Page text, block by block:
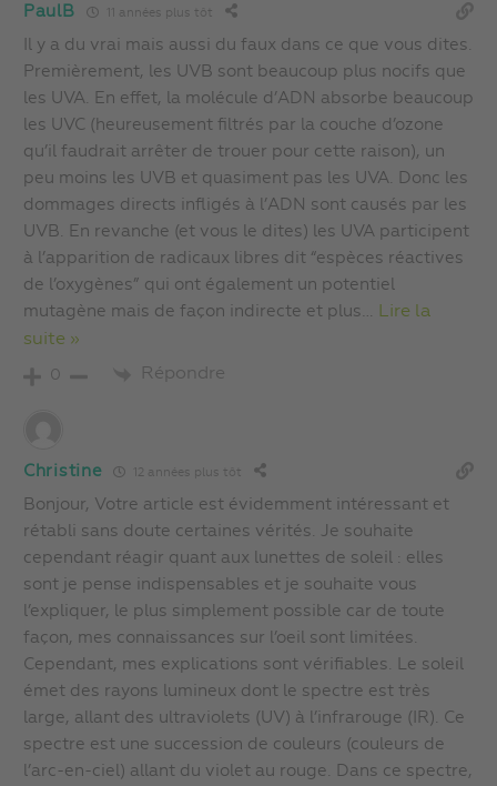
PaulB 11 années plus tôt
Il y a du vrai mais aussi du faux dans ce que vous dites.
Premièrement, les UVB sont beaucoup plus nocifs que
les UVA. En effet, la molécule d’ADN absorbe beaucoup
les UVC (heureusement filtrés par la couche d’ozone
qu’il faudrait arrêter de trouer pour cette raison), un
peu moins les UVB et quasiment pas les UVA. Donc les
dommages directs infligés à l’ADN sont causés par les
UVB. En revanche (et vous le dites) les UVA participent
à l’apparition de radicaux libres dit “espèces réactives
de l’oxygènes” qui ont également un potentiel
mutagène mais de façon indirecte et plus… Lire la
suite »
0 Répondre
Christine 12 années plus tôt
Bonjour, Votre article est évidemment intéressant et
rétabli sans doute certaines vérités. Je souhaite
cependant réagir quant aux lunettes de soleil : elles
sont je pense indispensables et je souhaite vous
l’expliquer, le plus simplement possible car de toute
façon, mes connaissances sur l’oeil sont limitées.
Cependant, mes explications sont vérifiables. Le soleil
émet des rayons lumineux dont le spectre est très
large, allant des ultraviolets (UV) à l’infrarouge (IR). Ce
spectre est une succession de couleurs (couleurs de
l’arc-en-ciel) allant du violet au rouge. Dans ce spectre,